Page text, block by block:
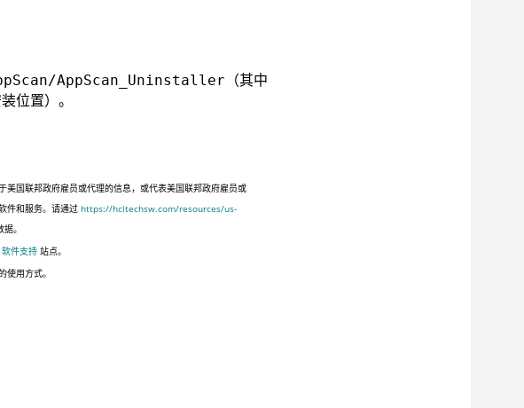
AppScan_Uninstaller （其中
位置） 。
国联邦政府雇员或代理的信息，或代表美国联邦政府雇员或
件和服务。请通过https://hcltechsw.com/resources/us-
。
软件支持 站点。
使用方式。